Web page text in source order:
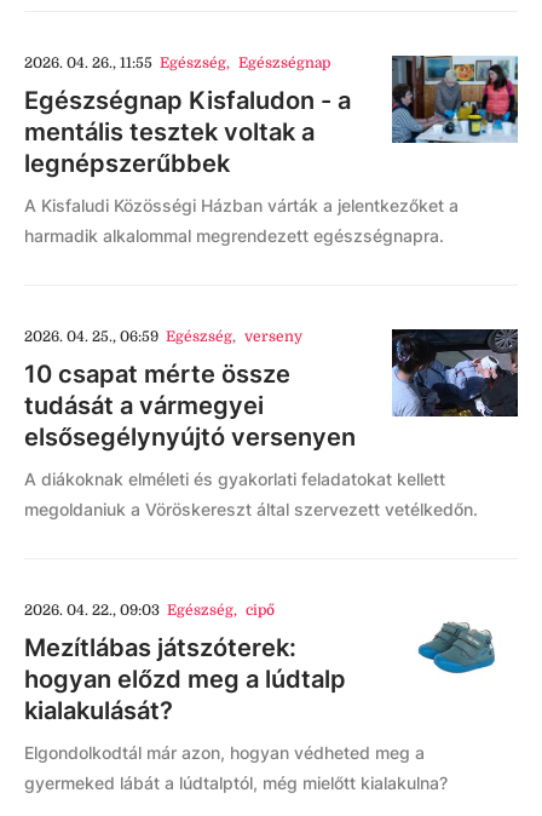
2026. 04. 26., 11:55 Egészség, Egészségnap
Egészségnap Kisfaludon - a
mentális tesztek voltak a
legnépszerűbbek
A Kisfaludi Közösségi Házban várták a jelentkezőket a
harmadik alkalommal megrendezett egészségnapra.
2026. 04. 25., 06:59 Egészség, verseny
10 csapat mérte össze
tudását a vármegyei
elsősegélynyújtó versenyen
A diákoknak elméleti és gyakorlati feladatokat kellett
megoldaniuk a Vöröskereszt által szervezett vetélkedőn.
2026. 04. 22., 09:03 Egészség, cipő
Mezítlábas játszóterek:
hogyan előzd meg a lúdtalp
kialakulását?
Elgondolkodtál már azon, hogyan védheted meg a
gyermeked lábát a lúdtalptól, még mielőtt kialakulna?